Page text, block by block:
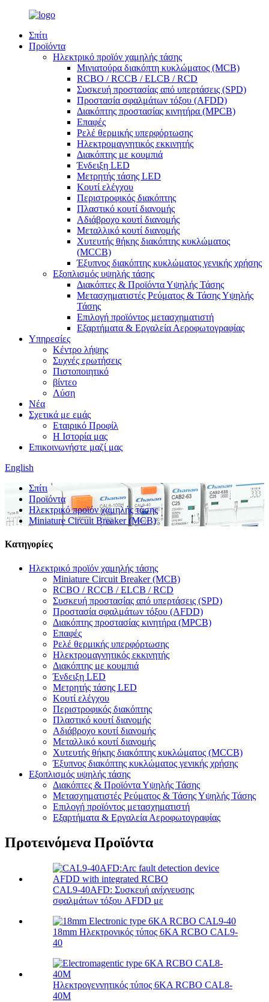
Σπίτι
Προϊόντα
Ηλεκτρικό προϊόν χαμηλής τάσης
Μινιατούρα διακόπτη κυκλώματος (MCB)
RCBO / RCCB / ELCB / RCD
Συσκευή προστασίας από υπερτάσεις (SPD)
Προστασία σφαλμάτων τόξου (AFDD)
Διακόπτης προστασίας κινητήρα (MPCB)
Επαφές
Ρελέ θερμικής υπερφόρτωσης
Ηλεκτρομαγνητικός εκκινητής
Διακόπτης με κουμπιά
Ένδειξη LED
Μετρητής τάσης LED
Κουτί ελέγχου
Περιστροφικός διακόπτης
Πλαστικό κουτί διανομής
Αδιάβροχο κουτί διανομής
Μεταλλικό κουτί διανομής
Χυτευτής θήκης διακόπτης κυκλώματος
(MCCB)
Έξυπνος διακόπτης κυκλώματος γενικής χρήσης
Εξοπλισμός υψηλής τάσης
Διακόπτες & Προϊόντα Υψηλής Τάσης
Μετασχηματιστές Ρεύματος & Τάσης Υψηλής
Τάσης
Επιλογή προϊόντος μετασχηματιστή
Εξαρτήματα & Εργαλεία Αεροφωτογραφίας
Υπηρεσίες
Κέντρο λήψης
Συχνές ερωτήσεις
Πιστοποιητικό
βίντεο
Λύση
Νέα
Σχετικά με εμάς
Εταιρικό Προφίλ
Η Ιστορία μας
Επικοινωνήστε μαζί μας
English
Σπίτι
Προϊόντα
Ηλεκτρικό προϊόν χαμηλής τάσης
Miniature Circuit Breaker (MCB)
Κατηγορίες
Ηλεκτρικό προϊόν χαμηλής τάσης
Miniature Circuit Breaker (MCB)
RCBO / RCCB / ELCB / RCD
Συσκευή προστασίας από υπερτάσεις (SPD)
Προστασία σφαλμάτων τόξου (AFDD)
Διακόπτης προστασίας κινητήρα (MPCB)
Επαφές
Ρελέ θερμικής υπερφόρτωσης
Ηλεκτρομαγνητικός εκκινητής
Διακόπτης με κουμπιά
Ένδειξη LED
Μετρητής τάσης LED
Κουτί ελέγχου
Περιστροφικός διακόπτης
Πλαστικό κουτί διανομής
Αδιάβροχο κουτί διανομής
Μεταλλικό κουτί διανομής
Χυτευτής θήκης διακόπτης κυκλώματος (MCCB)
Έξυπνος διακόπτης κυκλώματος γενικής χρήσης
Εξοπλισμός υψηλής τάσης
Διακόπτες & Προϊόντα Υψηλής Τάσης
Μετασχηματιστές Ρεύματος & Τάσης Υψηλής Τάσης
Επιλογή προϊόντος μετασχηματιστή
Εξαρτήματα & Εργαλεία Αεροφωτογραφίας
Προτεινόμενα Προϊόντα
CAL9-40AFD: Συσκευή ανίχνευσης
σφαλμάτων τόξου AFDD με
18mm Ηλεκτρονικός τύπος 6KA RCBO CAL9-
40
Ηλεκτρογεννητικός τύπος 6KA RCBO CAL8-
40M